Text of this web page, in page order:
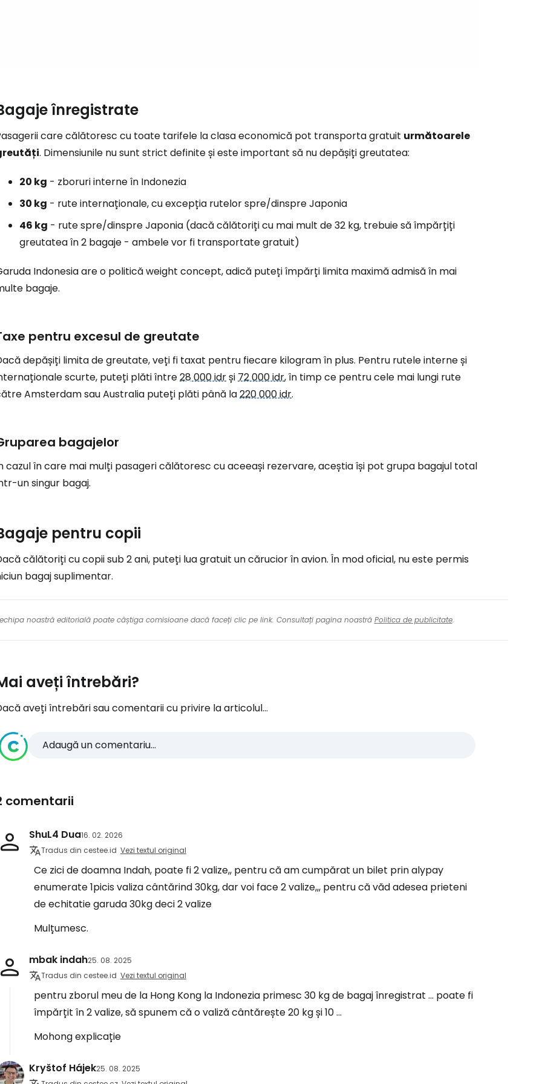
înregistrate
care călătoresc cu toate tarifele la clasa economică pot transporta gratuit următoarele
. Dimensiunile nu sunt strict definite și este important să nu depășiți greutatea:
20 kg - zboruri interne în Indonezia
30 kg - rute internaționale, cu excepția rutelor spre/dinspre Japonia
46 kg - rute spre/dinspre Japonia (dacă călătoriți cu mai mult de 32 kg, trebuie să împărțiți
greutatea în 2 bagaje - ambele vor fi transportate gratuit)
Indonesia are o politicăweight concept, adică puteți împărți limita maximă admisă în mai
bagaje.
pentru excesul de greutate
depășiți limita de greutate, veți fi taxat pentru fiecare kilogram în plus. Pentru rutele interne și
scurte, puteți plăti între28 000 idrși72 000 idr, în timp ce pentru cele mai lungi rute
Amsterdam sau Australia puteți plăti până la220 000 idr.
bagajelor
cazul în care mai mulți pasageri călătoresc cu aceeași rezervare, aceștia își pot grupa bagajul total
un singur bagaj.
pentru copii
călătoriți cu copii sub 2 ani, puteți lua gratuit un cărucior în avion. În mod oficial, nu este permis
bagaj suplimentar.
noastră editorială poate câștiga comisioane dacă faceți clic pe link. Consultați pagina noastră Politica de publicitate.
aveți întrebări?
aveți întrebări sau comentarii cu privire la articolul...
Adaugă un comentariu...
comentarii
ShuL4 Dua16. 02. 2026
Tradus din cestee.id Vezi textul original
Ce zici de doamna Indah, poate fi 2 valize,, pentru că am cumpărat un bilet prin alypay
enumerate 1picis valiza cântărind 30kg, dar voi face 2 valize,,, pentru că văd adesea prieteni
de echitatie garuda 30kg deci 2 valize
Mulțumesc.
mbak indah25. 08. 2025
Tradus din cestee.id Vezi textul original
pentru zborul meu de la Hong Kong la Indonezia primesc 30 kg de bagaj înregistrat ... poate fi
împărțit în 2 valize, să spunem că o valiză cântărește 20 kg și 10 ...
Mohong explicație
Kryštof Hájek25. 08. 2025
Continuați cu e-mailul